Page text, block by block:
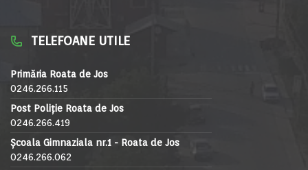
TELEFOANE UTILE
Primăria Roata de Jos
0246.266.115
Post Poliție Roata de Jos
0246.266.419
Școala Gimnaziala nr.1 - Roata de Jos
0246.266.062